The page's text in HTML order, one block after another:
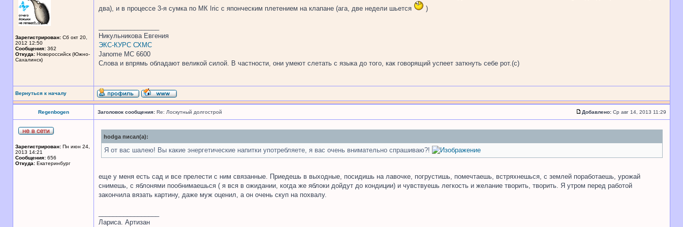
Зарегистрирован: Сб окт 20,
2012 12:50
Сообщения: 362
Откуда: Новороссийск (Южно-
Сахалинск)
два), и в процессе 3-я сумка по МК Iric с японческим плетением на клапане (ага, две недели шьется
)
Никульникова Евгения
ЭКС-КУРС СХМС
Janome MC 6600
Слова и впрямь обладают великой силой. В частности, они умеют слетать с языка до того, как говорящий успеет заткнуть себе рот.(с)
Вернуться к началу
Regenbogen Заголовок сообщения: Re: Лоскутный долгострой Добавлено: Ср авг 14, 2013 11:29
Зарегистрирован: Пн июн 24,
2013 14:21
Сообщения: 656
Откуда: Екатеринбург
hodga писал(а):
Я от вас шалею! Вы какие энергетические напитки употребляете, я вас очень внимательно спрашиваю?!
еще у меня есть сад и все прелести с ним связанные. Приедешь в выходные, посидишь на лавочке, погрустишь, помечтаешь, встряхнешься, с землей поработаешь, урожай
снимешь, с яблонями пообнимаешься ( я вся в ожидании, когда же яблоки дойдут до кондиции) и чувствуешь легкость и желание творить, творить. Я утром перед работой
закончила вязать картину, даже муж оценил, а он очень скуп на похвалу.
Лариса. Артизан